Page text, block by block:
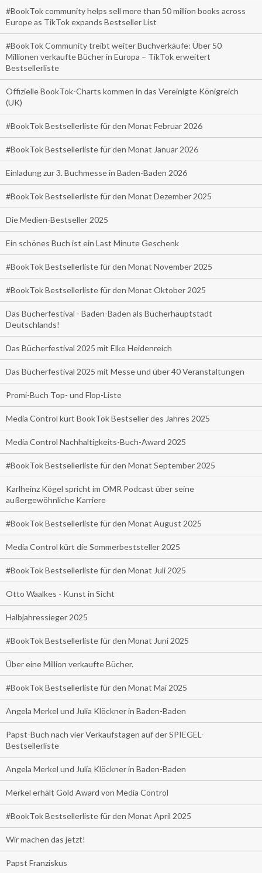
#BookTok community helps sell more than 50 million books across
Europe as TikTok expands Bestseller List
#BookTok Community treibt weiter Buchverkäufe: Über 50
Millionen verkaufte Bücher in Europa – TikTok erweitert
Bestsellerliste
Offizielle BookTok-Charts kommen in das Vereinigte Königreich
(UK)
#BookTok Bestsellerliste für den Monat Februar 2026
#BookTok Bestsellerliste für den Monat Januar 2026
Einladung zur 3. Buchmesse in Baden-Baden 2026
#BookTok Bestsellerliste für den Monat Dezember 2025
Die Medien-Bestseller 2025
Ein schönes Buch ist ein Last Minute Geschenk
#BookTok Bestsellerliste für den Monat November 2025
#BookTok Bestsellerliste für den Monat Oktober 2025
Das Bücherfestival - Baden-Baden als Bücherhauptstadt
Deutschlands!
Das Bücherfestival 2025 mit Elke Heidenreich
Das Bücherfestival 2025 mit Messe und über 40 Veranstaltungen
Promi-Buch Top- und Flop-Liste
Media Control kürt BookTok Bestseller des Jahres 2025
Media Control Nachhaltigkeits-Buch-Award 2025
#BookTok Bestsellerliste für den Monat September 2025
Karlheinz Kögel spricht im OMR Podcast über seine
außergewöhnliche Karriere
#BookTok Bestsellerliste für den Monat August 2025
Media Control kürt die Sommerbeststeller 2025
#BookTok Bestsellerliste für den Monat Juli 2025
Otto Waalkes - Kunst in Sicht
Halbjahressieger 2025
#BookTok Bestsellerliste für den Monat Juni 2025
Über eine Million verkaufte Bücher.
#BookTok Bestsellerliste für den Monat Mai 2025
Angela Merkel und Julia Klöckner in Baden-Baden
Papst-Buch nach vier Verkaufstagen auf der SPIEGEL-
Bestsellerliste
Angela Merkel und Julia Klöckner in Baden-Baden
Merkel erhält Gold Award von Media Control
#BookTok Bestsellerliste für den Monat April 2025
Wir machen das jetzt!
Papst Franziskus